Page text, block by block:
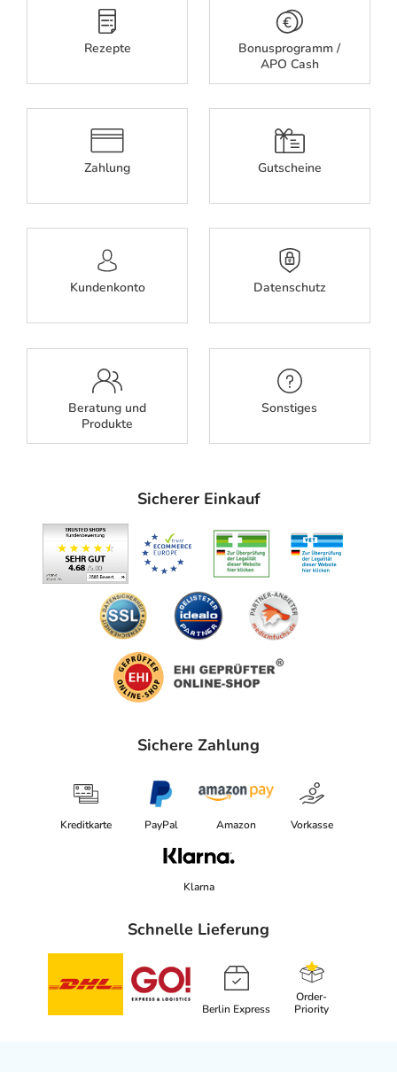
Rezepte
Bonusprogramm /
APO Cash
Zahlung Gutscheine
Kundenkonto Datenschutz
Beratung und
Produkte
Sonstiges
Sicherer Einkauf
Sichere Zahlung
Kreditkarte PayPal Amazon Vorkasse
Klarna
Schnelle Lieferung
Berlin Express
Order-
Priority